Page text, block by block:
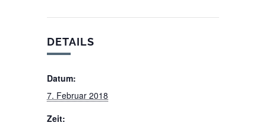
DETAILS
Datum:
7. Februar 2018
Zeit: